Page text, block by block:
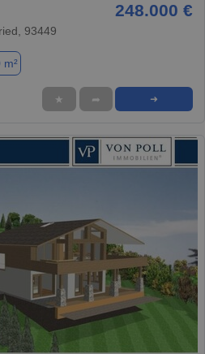
248.000 €
93449
★ ➦ ➜